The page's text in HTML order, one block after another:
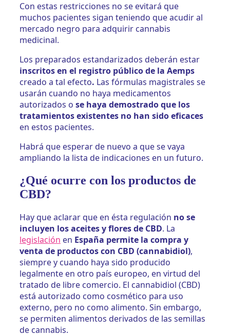
Con estas restricciones no se evitará que
muchos pacientes sigan teniendo que acudir al
mercado negro para adquirir cannabis
medicinal.
Los preparados estandarizados deberán estar
inscritos en el registro público de la Aemps
creado a tal efecto. Las fórmulas magistrales se
usarán cuando no haya medicamentos
autorizados o se haya demostrado que los
tratamientos existentes no han sido eficaces
en estos pacientes.
Habrá que esperar de nuevo a que se vaya
ampliando la lista de indicaciones en un futuro.
¿Qué ocurre con los productos de
CBD?
Hay que aclarar que en ésta regulación no se
incluyen los aceites y flores de CBD. La
legislación en España permite la compra y
venta de productos con CBD (cannabidiol),
siempre y cuando haya sido producido
legalmente en otro país europeo, en virtud del
tratado de libre comercio. El cannabidiol (CBD)
está autorizado como cosmético para uso
externo, pero no como alimento. Sin embargo,
se permiten alimentos derivados de las semillas
de cannabis.